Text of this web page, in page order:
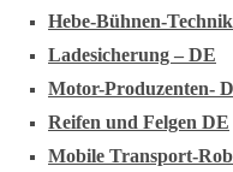
Hebe-Bühnen-
Ladesicherung – DE
Motor-Produzenten-
Reifen und Felgen DE
Mobile Transport-